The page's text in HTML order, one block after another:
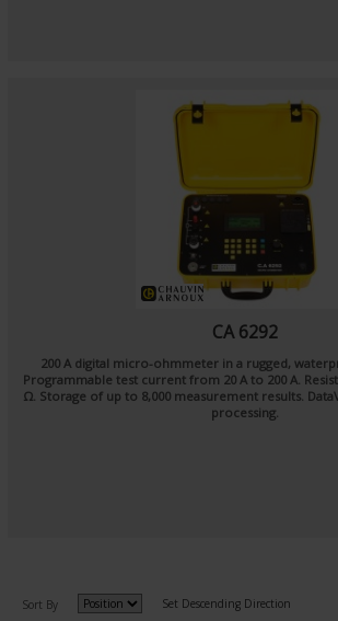
CA 6292
200 A digital micro-ohmmeter in a rugged,
Programmable test current from 20 A to 200 A.
Ω. Storage of up to 8,000 measurement results.
processing.
Sort By Set Descending Direction